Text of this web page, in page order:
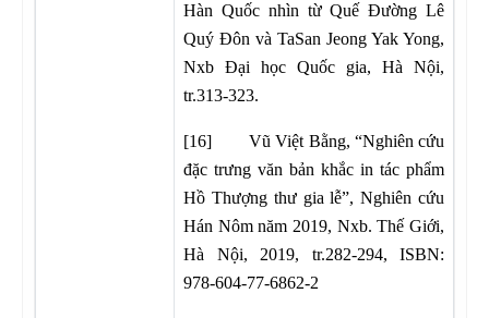
Hàn Quốc nhìn từ Quế Đường Lê
Quý Đôn và TaSan Jeong Yak Yong,
Nxb Đại học Quốc gia, Hà Nội,
tr.313-323.
[16] Vũ Việt Bằng, “Nghiên cứu
đặc trưng văn bản khắc in tác phẩm
Hồ Thượng thư gia lễ”, Nghiên cứu
Hán Nôm năm 2019, Nxb. Thế Giới,
Hà Nội, 2019, tr.282-294, ISBN:
978-604-77-6862-2